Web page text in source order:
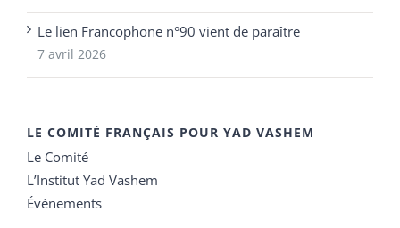
Le lien Francophone n°90 vient de paraître
7 avril 2026
LE COMITÉ FRANÇAIS POUR YAD VASHEM
Le Comité
L’Institut Yad Vashem
Événements